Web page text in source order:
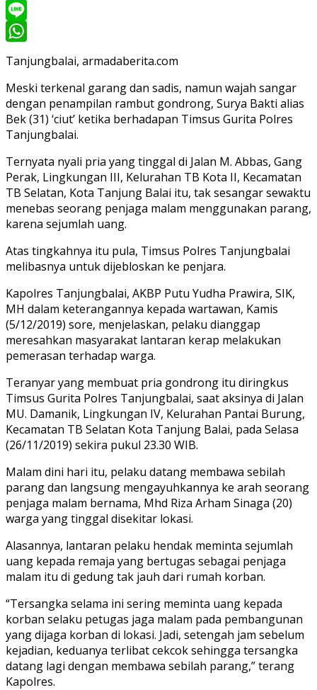
LinkedIn
Line
Tanjungbalai, armadaberita.com
Meski terkenal garang dan sadis, namun wajah sangar
dengan penampilan rambut gondrong, Surya Bakti alias
Bek (31) ‘ciut’ ketika berhadapan Timsus Gurita Polres
Tanjungbalai.
Ternyata nyali pria yang tinggal di Jalan M. Abbas, Gang
Perak, Lingkungan III, Kelurahan TB Kota II, Kecamatan
TB Selatan, Kota Tanjung Balai itu, tak sesangar sewaktu
menebas seorang penjaga malam menggunakan parang,
karena sejumlah uang.
Atas tingkahnya itu pula, Timsus Polres Tanjungbalai
melibasnya untuk dijebloskan ke penjara.
Kapolres Tanjungbalai, AKBP Putu Yudha Prawira, SIK,
MH dalam keterangannya kepada wartawan, Kamis
(5/12/2019) sore, menjelaskan, pelaku dianggap
meresahkan masyarakat lantaran kerap melakukan
pemerasan terhadap warga.
Teranyar yang membuat pria gondrong itu diringkus
Timsus Gurita Polres Tanjungbalai, saat aksinya di Jalan
MU. Damanik, Lingkungan IV, Kelurahan Pantai Burung,
Kecamatan TB Selatan Kota Tanjung Balai, pada Selasa
(26/11/2019) sekira pukul 23.30 WIB.
Malam dini hari itu, pelaku datang membawa sebilah
parang dan langsung mengayuhkannya ke arah seorang
penjaga malam bernama, Mhd Riza Arham Sinaga (20)
warga yang tinggal disekitar lokasi.
Alasannya, lantaran pelaku hendak meminta sejumlah
uang kepada remaja yang bertugas sebagai penjaga
malam itu di gedung tak jauh dari rumah korban.
“Tersangka selama ini sering meminta uang kepada
korban selaku petugas jaga malam pada pembangunan
yang dijaga korban di lokasi. Jadi, setengah jam sebelum
kejadian, keduanya terlibat cekcok sehingga tersangka
datang lagi dengan membawa sebilah parang,” terang
Kapolres.